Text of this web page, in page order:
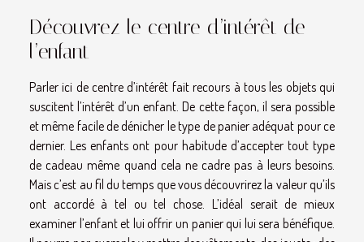
Découvrez le centre d’intérêt de
l’enfant
Parler ici de centre d’intérêt fait recours à tous les objets qui
suscitent l’intérêt d’un enfant. De cette façon, il sera possible
et même facile de dénicher le type de panier adéquat pour ce
dernier. Les enfants ont pour habitude d’accepter tout type
de cadeau même quand cela ne cadre pas à leurs besoins.
Mais c’est au fil du temps que vous découvrirez la valeur qu’ils
ont accordé à tel ou tel chose. L’idéal serait de mieux
examiner l’enfant et lui offrir un panier qui lui sera bénéfique.